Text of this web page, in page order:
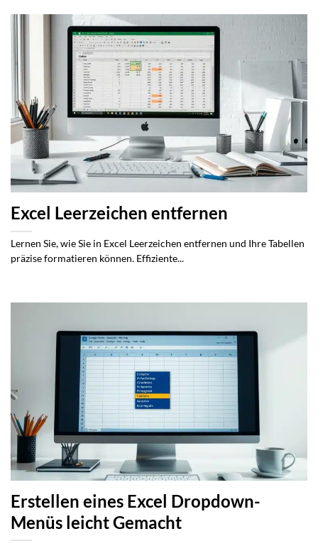
Excel Leerzeichen entfernen
Lernen Sie, wie Sie in Excel Leerzeichen entfernen und Ihre Tabellen
präzise formatieren können. Effiziente...
Erstellen eines Excel Dropdown-
Menüs leicht Gemacht